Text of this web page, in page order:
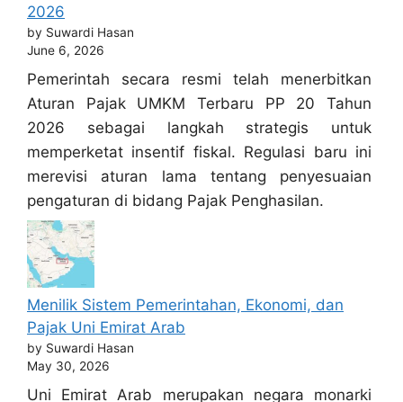
2026
by Suwardi Hasan
June 6, 2026
Pemerintah secara resmi telah menerbitkan
Aturan Pajak UMKM Terbaru PP 20 Tahun
2026 sebagai langkah strategis untuk
memperketat insentif fiskal. Regulasi baru ini
merevisi aturan lama tentang penyesuaian
pengaturan di bidang Pajak Penghasilan.
Menilik Sistem Pemerintahan, Ekonomi, dan
Pajak Uni Emirat Arab
by Suwardi Hasan
May 30, 2026
Uni Emirat Arab merupakan negara monarki